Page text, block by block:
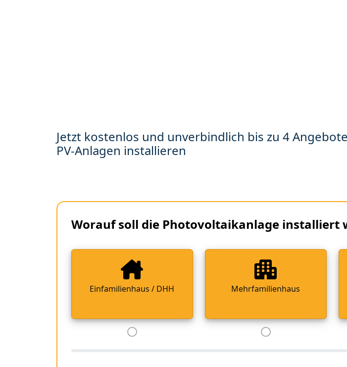
Jetzt kostenlos und unverbindlich bis zu 4
PV-Anlagen installieren
Worauf soll die Photovoltaikanlage installiert
Einfamilienhaus / DHH Mehrfamilienhaus